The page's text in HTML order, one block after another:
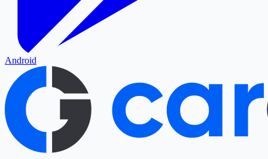
Android